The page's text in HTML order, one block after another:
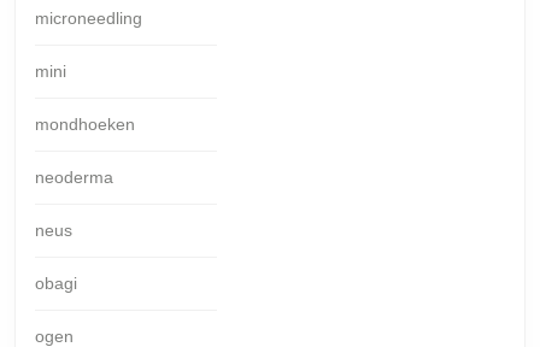
microneedling
mini
mondhoeken
neoderma
neus
obagi
ogen